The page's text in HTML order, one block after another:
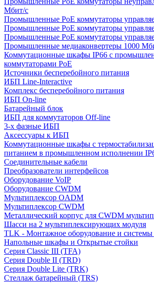
Мбит/с
Промышленные PoE коммутаторы
Промышленные PoE коммутаторы
Промышленные PoE коммутаторы
Промышленные медиаконвертеры 1000
Коммутационные шкафы IP66 c
коммутаторами PoE
Источники бесперебойного питания
ИБП Line-Interactive
Комплекс бесперебойного питания
ИБП On-line
Батарейный блок
ИБП для коммутаторов Off-line
3-х фазные ИБП
Аксессуары к ИБП
Коммутационные шкафы с
питанием в промышленном исполнении
Соединительные кабели
Преобразователи интерфейсов
Оборудование VoIP
Оборудование CWDM
Мультиплекcор OADM
Мультиплексор CWDM
Металлический корпус для CWDM
Шасси на 2 мультиплексирующих модуля
TLK - Монтажное оборудование и системы
Напольные шкафы и Открытые стойки
Серия Classic III (TFA)
Серия Double II (TRD)
Серия Double Lite (TRK)
Стеллаж батарейный (TRS)